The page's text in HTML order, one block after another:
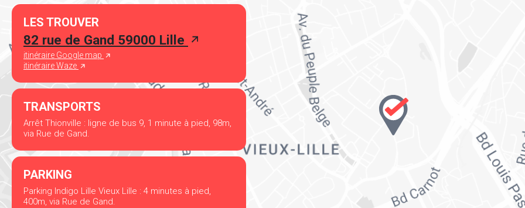
LES TROUVER
82 rue de Gand 59000 Lille
itinéraire Google map
itinéraire Waze
TRANSPORTS
Arrêt Thionville : ligne de bus 9, 1 minute à pied, 98m,
via Rue de Gand.
PARKING
Parking Indigo Lille Vieux Lille : 4 minutes à pied,
400m, via Rue de Gand.